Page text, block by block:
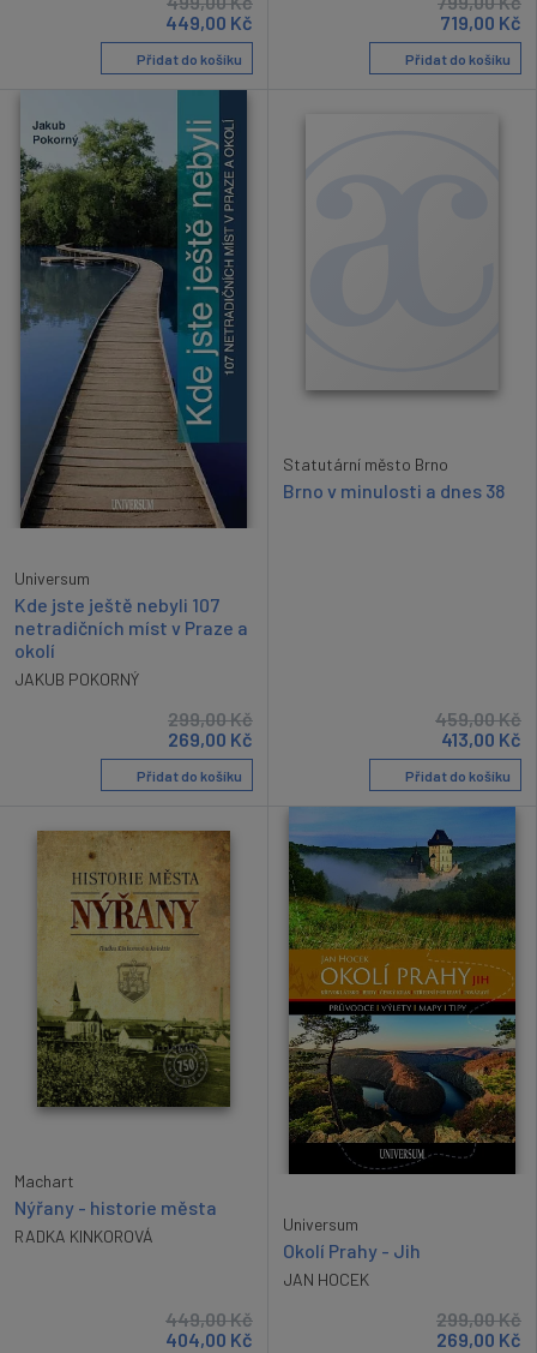
449,00 Kč
Přidat do košíku
719,00 Kč
Přidat do košíku
Universum
Kde jste ještě nebyli 107
netradičních míst v Praze a
okolí
JAKUB POKORNÝ
299,00Kč
269,00 Kč
Přidat do košíku
Statutární město Brno
Brno v minulosti a dnes 38
459,00Kč
413,00 Kč
Přidat do košíku
Machart
Nýřany - historie města
RADKA KINKOROVÁ
449,00Kč
404,00 Kč
Universum
Okolí Prahy - Jih
JAN HOCEK
299,00Kč
269,00 Kč